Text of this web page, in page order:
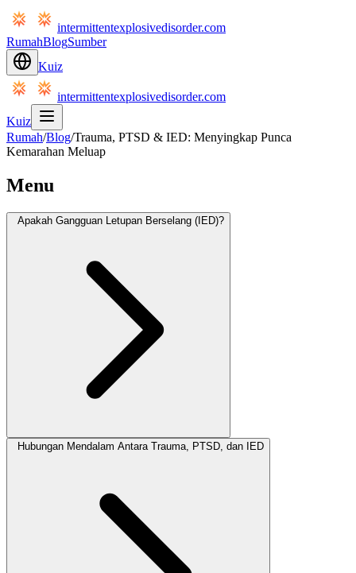
intermittentexplosivedisorder.com
RumahBlogSumber
Kuiz
intermittentexplosivedisorder.com
Kuiz
Rumah/Blog/Trauma, PTSD & IED: Menyingkap Punca
Kemarahan Meluap
Menu
Apakah Gangguan Letupan Berselang (IED)?
Hubungan Mendalam Antara Trauma, PTSD, dan IED